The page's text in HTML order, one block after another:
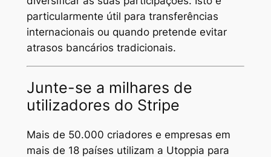
particularmente útil para transferências
internacionais ou quando pretende evitar
atrasos bancários tradicionais.
Junte-se a milhares de
utilizadores do Stripe
Mais de 50.000 criadores e empresas em
mais de 18 países utilizam a Utoppia para